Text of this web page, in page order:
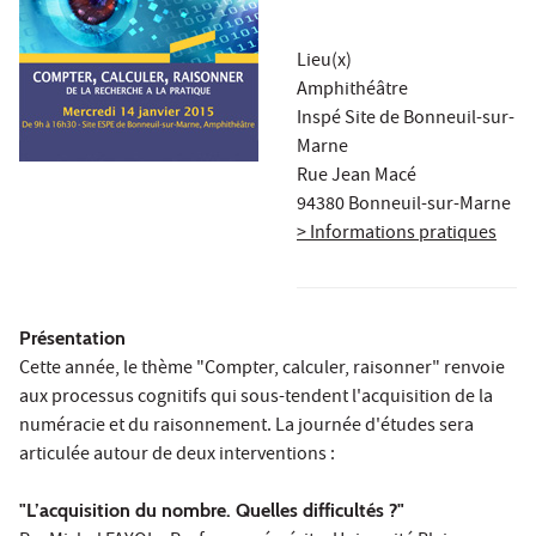
Lieu(x)
Amphithéâtre
Inspé Site de Bonneuil-sur-
Marne
Rue Jean Macé
94380 Bonneuil-sur-Marne
> Informations pratiques
Présentation
Cette année, le thème "Compter, calculer, raisonner" renvoie
aux processus cognitifs qui sous-tendent l'acquisition de la
numéracie et du raisonnement. La journée d'études sera
articulée autour de deux interventions :
"L’acquisition du nombre. Quelles difficultés ?"